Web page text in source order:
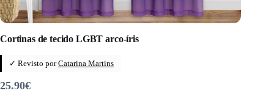
Cortinas de tecido LGBT arco-íris
✓ Revisto porCatarina Martins
25.90€